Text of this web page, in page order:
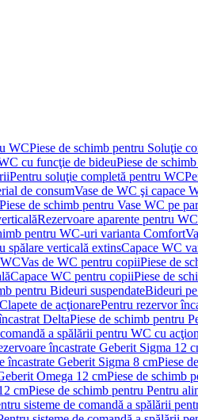
WCPiese de schimb pentru Soluţie
cu funcţie de bideuPiese de
Pentru soluţie completă pentru WC
de consumVase de WC şi capace
Piese de schimb pentru Vase WC pe
Rezervoare aparente pentru
pentru WC-uri varianta Comfort
spălare verticală extinsCapace WC
Vas de WC pentru copiiPiese de
Capace WC pentru copiiPiese de
pentru Bideuri suspendateBideuri pe
de acţionarePentru rezervor
DeltaPiese de schimb pentru
a spălării pentru WC cu
încastrate Geberit Sigma 12
încastrate Geberit Sigma 8 cmPiese
Omega 12 cmPiese de schimb
cmPiese de schimb pentru Pentru
sisteme de comandă a spălării